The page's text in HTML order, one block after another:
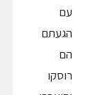
עם
הגעתם
הם
רוסקו